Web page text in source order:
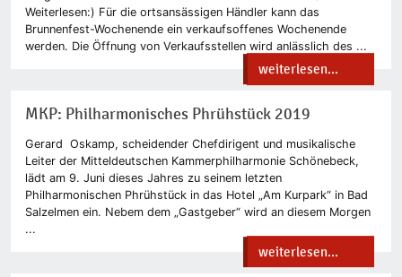
Weiterlesen:) Für die ortsansässigen Händler kann das
Brunnenfest-Wochenende ein verkaufsoffenes Wochenende
werden. Die Öffnung von Verkaufsstellen wird anlässlich des ...
weiterlesen...
MKP: Philharmonisches Phrühstück 2019
Gerard Oskamp, scheidender Chefdirigent und musikalische
Leiter der Mitteldeutschen Kammerphilharmonie Schönebeck,
lädt am 9. Juni dieses Jahres zu seinem letzten
Philharmonischen Phrühstück in das Hotel „Am Kurpark“ in Bad
Salzelmen ein. Nebem dem „Gastgeber“ wird an diesem Morgen
...
weiterlesen...